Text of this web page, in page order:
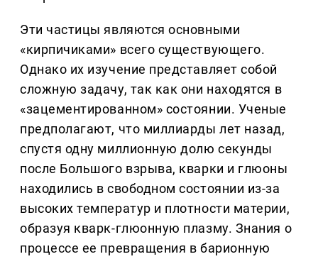
Эти частицы являются основными
«кирпичиками» всего существующего.
Однако их изучение представляет собой
сложную задачу, так как они находятся в
«зацементированном» состоянии. Ученые
предполагают, что миллиарды лет назад,
спустя одну миллионную долю секунды
после Большого взрыва, кварки и глюоны
находились в свободном состоянии из-за
высоких температур и плотности материи,
образуя кварк-глюонную плазму. Знания о
процессе ее превращения в барионную